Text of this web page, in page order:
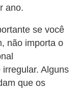
ano.
se você
não importa o
Alguns
que os